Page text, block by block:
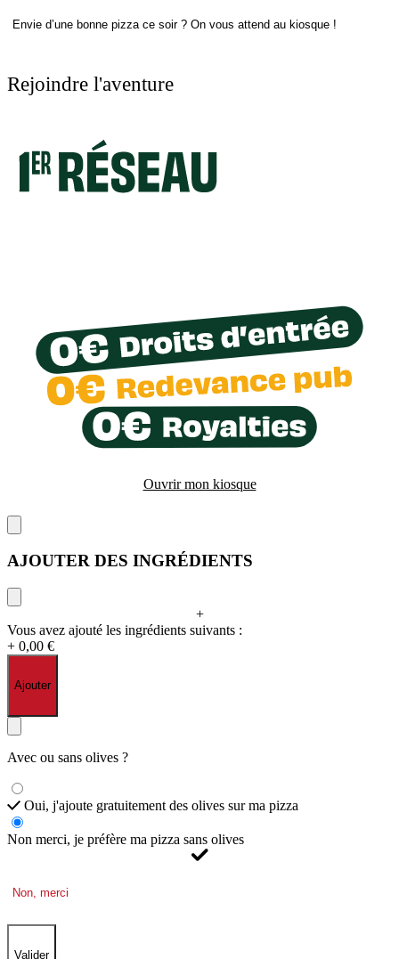
Envie d’une bonne pizza ce soir ? On vous attend au kiosque !
Rejoindre l'aventure
Ouvrir mon kiosque
AJOUTER DES INGRÉDIENTS
+
Vous avez ajouté les ingrédients suivants :
+ 0,00 €
Ajouter
Avec ou sans olives ?
Oui, j'ajoute gratuitement des olives sur ma pizza
Non merci, je préfère ma pizza sans olives
Non, merci
Valider